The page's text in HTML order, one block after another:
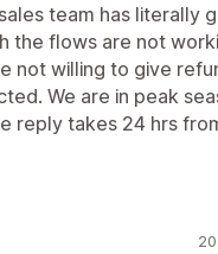
team has literally
the flows are not
not willing to give
We are in peak
reply takes 24 hrs